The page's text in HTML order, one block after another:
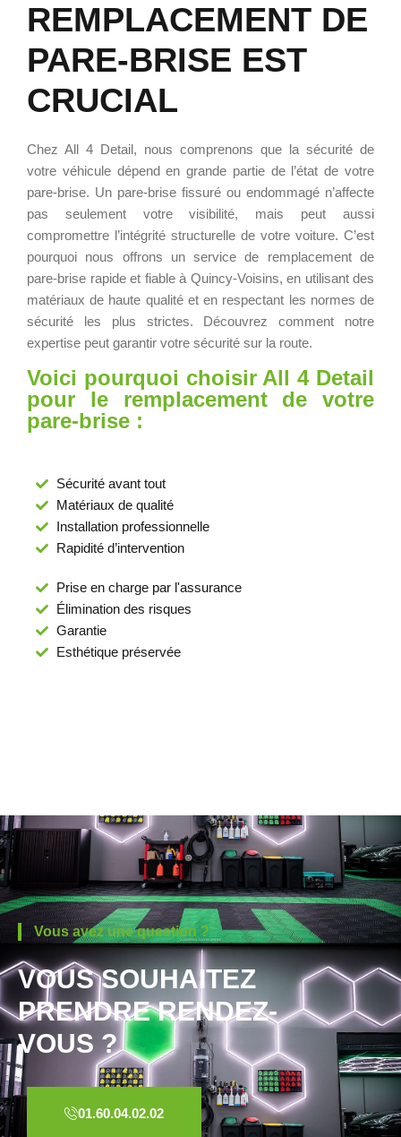
REMPLACEMENT DE
PARE-BRISE EST
CRUCIAL
Chez All 4 Detail, nous comprenons que la sécurité de
votre véhicule dépend en grande partie de l’état de votre
pare-brise. Un pare-brise fissuré ou endommagé n’affecte
pas seulement votre visibilité, mais peut aussi
compromettre l’intégrité structurelle de votre voiture. C’est
pourquoi nous offrons un service de remplacement de
pare-brise rapide et fiable à Quincy-Voisins, en utilisant des
matériaux de haute qualité et en respectant les normes de
sécurité les plus strictes. Découvrez comment notre
expertise peut garantir votre sécurité sur la route.
Voici pourquoi choisir All 4 Detail
pour le remplacement de votre
pare-brise :
Sécurité avant tout
Matériaux de qualité
Installation professionnelle
Rapidité d’intervention
Prise en charge par l'assurance
Élimination des risques
Garantie
Esthétique préservée
Vous avez une question ?
VOUS SOUHAITEZ
PRENDRE RENDEZ-
VOUS ?
01.60.04.02.02